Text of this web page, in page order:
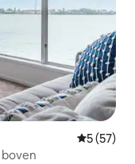
5 (57)